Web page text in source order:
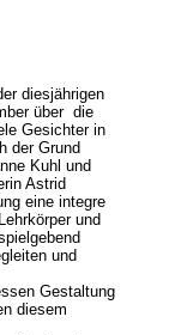
diesjährigen
über die
Gesichter in
der Grund
Kuhl und
Astrid
eine integre
und
und
Gestaltung
diesem